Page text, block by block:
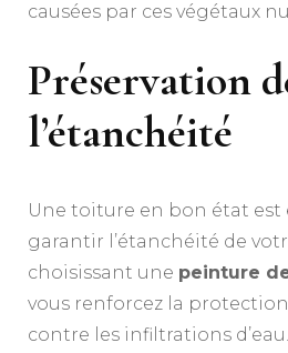
causées par ces végétaux
Préservation
l’étanchéité
Une toiture en bon état est
garantir l’étanchéité de
choisissant une peinture
vous renforcez la
contre les infiltrations